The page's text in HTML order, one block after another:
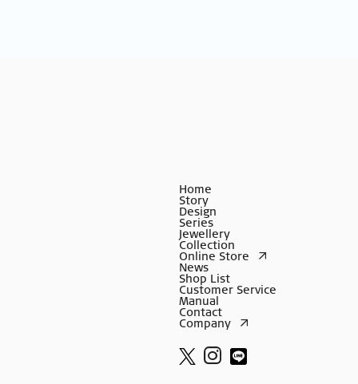
Home
Story
Design
Series
Jewellery
Collection
Online Store
News
Shop List
Customer Service
Manual
Contact
Company